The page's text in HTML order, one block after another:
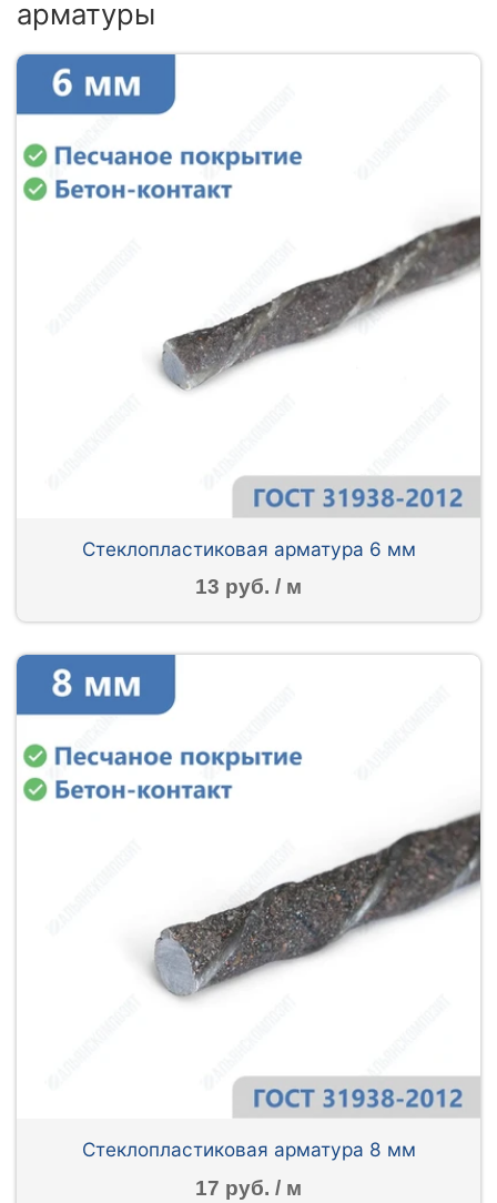
арматуры
Стеклопластиковая арматура 6 мм
13 руб. / м
Стеклопластиковая арматура 8 мм
17 руб. / м